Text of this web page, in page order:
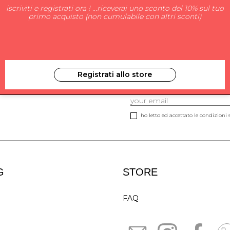
ISCRIVITI ALLA
ho letto ed accettato le condizioni
STORE
FAQ
iscriviti e registrati ora ! ...riceverai uno sconto del 10% sul tuo
primo acquisto (non cumulabile con altri sconti)
Registrati allo store